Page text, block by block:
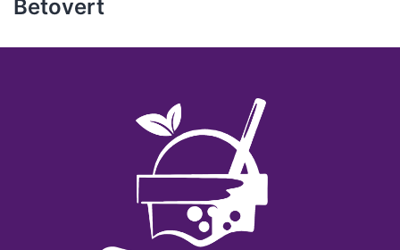
Betovert